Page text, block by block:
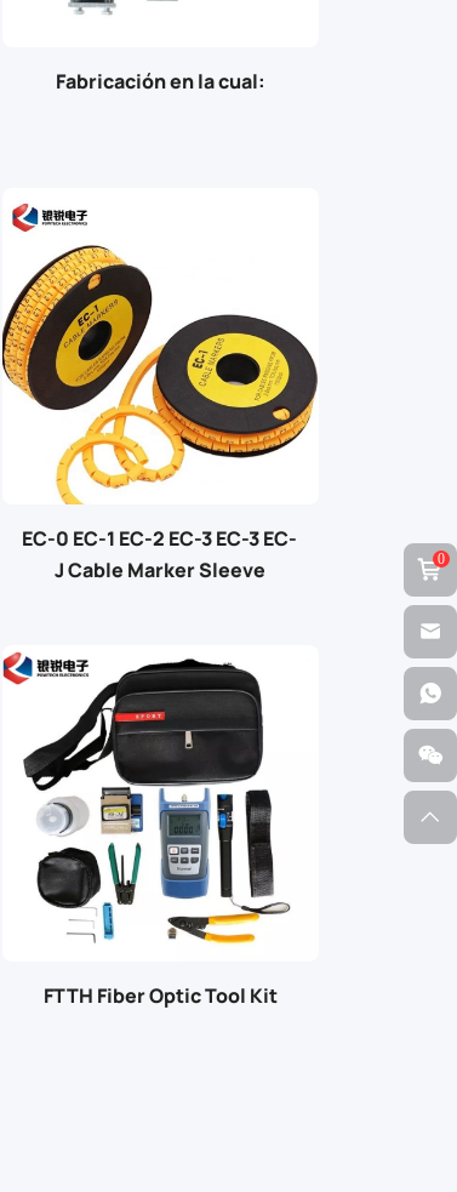
Fabricación en la cual:
EC-0 EC-1 EC-2 EC-3 EC-3 EC-
J Cable Marker Sleeve
FTTH Fiber Optic Tool Kit
0